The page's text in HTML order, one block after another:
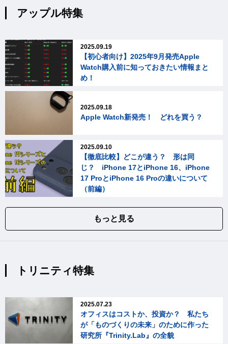
アップル特集
2025.09.19
【初心者向け】2025年9月発売Apple
Watch購入前に知っておきたい情報まと
め！
2025.09.18
Apple Watch新発売！ どれを買う？
2025.09.10
【徹底比較】どこが違う？ 形は同
じ？ iPhone 17とiPhone 16、iPhone
17 ProとiPhone 16 Proの違いについて
（前編）
もっと見る
トリニティ特集
2025.07.23
オフィスはコストか、投資か？ 私たち
が「ものづくりの未来」のために作った
研究所『Trinity.Lab』の全貌